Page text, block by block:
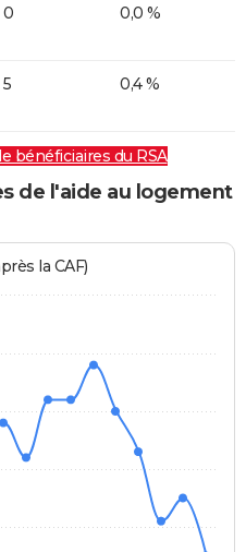
0 0,0 %
5 0,4 %
bénéficiaires du RSA
de l'aide au logement
la CAF)